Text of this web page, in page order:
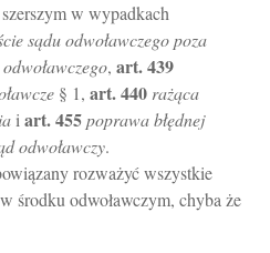
w wypadkach
sądu odwoławczego poza
, art.439
§ 1, art.440 rażąca
i art.455poprawa błędnej
odwoławczy.
rozważyć wszystkie
środku odwoławczym, chyba że